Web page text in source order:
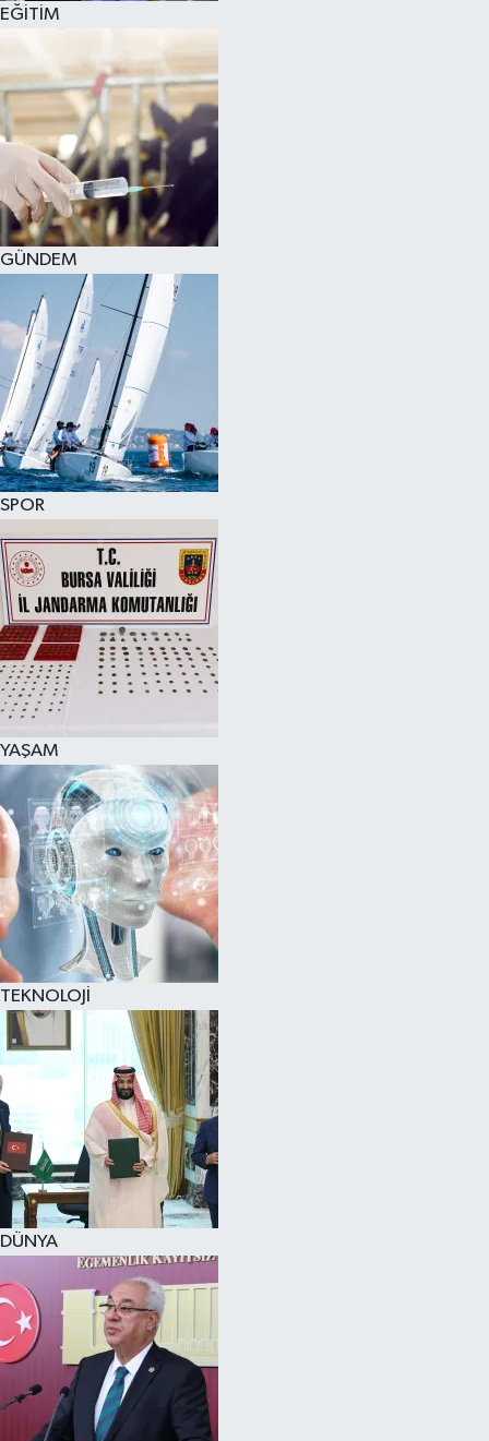
EĞİTİM
GÜNDEM
SPOR
YAŞAM
TEKNOLOJİ
DÜNYA
KÜLTÜR SANAT
FRAGMANLAR